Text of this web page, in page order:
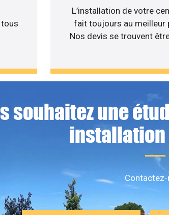
L’installation de votre
fait toujours au meilleur
Nos devis se trouvent
souhaitez une
installation